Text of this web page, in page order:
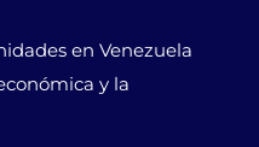
en Venezuela
y la